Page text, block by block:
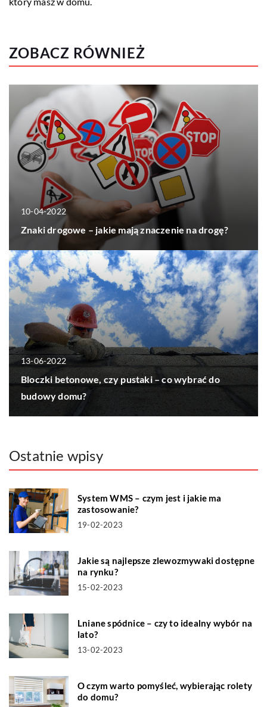
ZOBACZ RÓWNIEŻ
10-04-2022
Znaki drogowe – jakie mają znaczenie na drogę?
13-06-2022
Bloczki betonowe, czy pustaki – co wybrać do
budowy domu?
Ostatnie wpisy
System WMS – czym jest i jakie ma
zastosowanie?
19-02-2023
Jakie są najlepsze zlewozmywaki dostępne
na rynku?
15-02-2023
Lniane spódnice – czy to idealny wybór na
lato?
13-02-2023
O czym warto pomyśleć, wybierając rolety
do domu?